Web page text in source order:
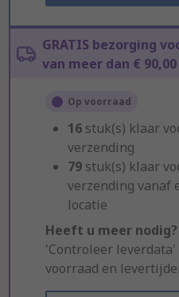
GRATIS bezorging
van meer dan € 90,00
Op voorraad
16 stuk(s) klaar
verzending
79 stuk(s) klaar
verzending vanaf
locatie
Heeft u meer nodig?
'Controleer leverdata'
voorraad en